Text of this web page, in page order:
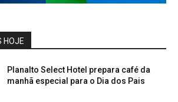
HOJE
Planalto Select Hotel prepara café da
manhã especial para o Dia dos Pais